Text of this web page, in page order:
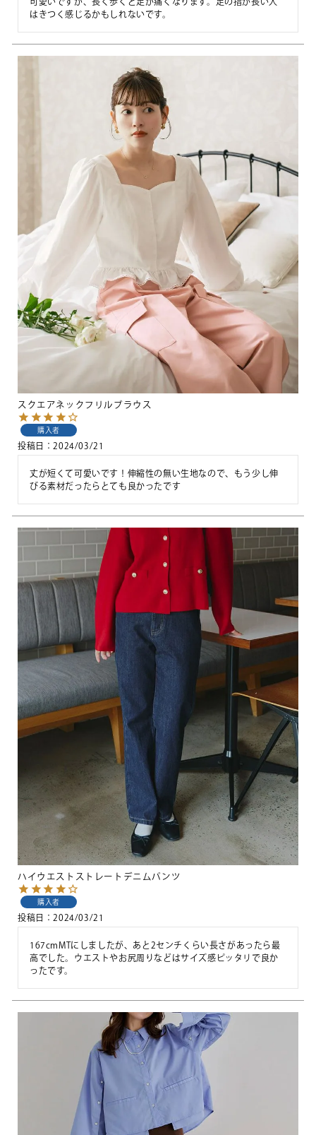
可愛いですが、長く歩くと足が痛くなります。足の指が長い人
はきつく感じるかもしれないです。
スクエアネックフリルブラウス
購入者
投稿日 2024/03/21
丈が短くて可愛いです！伸縮性の無い生地なので、もう少し伸
びる素材だったらとても良かったです
ハイウエストストレートデニムパンツ
購入者
投稿日 2024/03/21
167cmMTにしましたが、あと2センチくらい長さがあったら最
高でした。ウエストやお尻周りなどはサイズ感ピッタリで良か
ったです。